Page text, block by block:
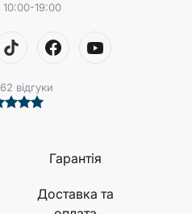
19:00
відгуки
Гарантія
Доставка та